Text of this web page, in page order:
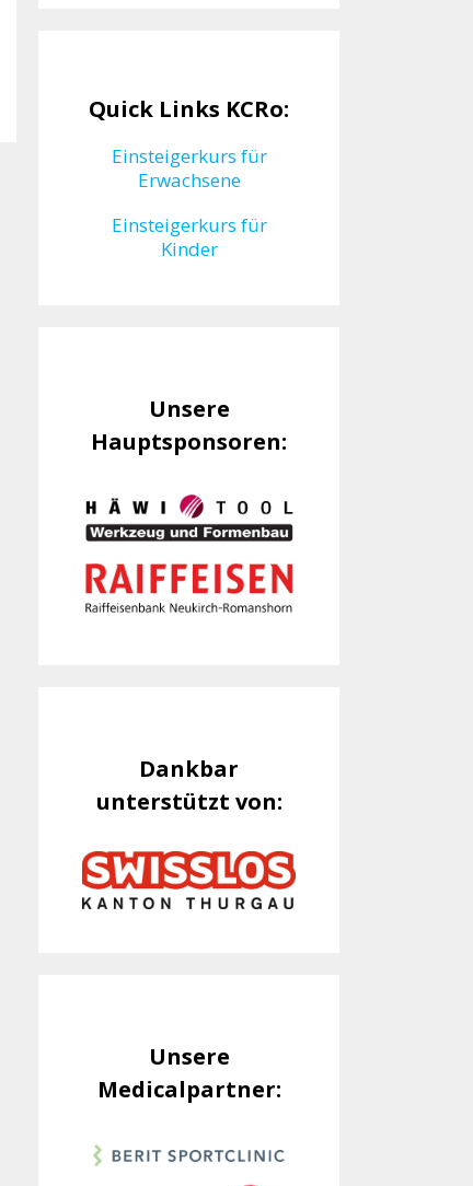
Quick Links KCRo:
Einsteigerkurs für
Erwachsene
Einsteigerkurs für
Kinder
Unsere
Hauptsponsoren:
Dankbar
unterstützt von:
Unsere
Medicalpartner: